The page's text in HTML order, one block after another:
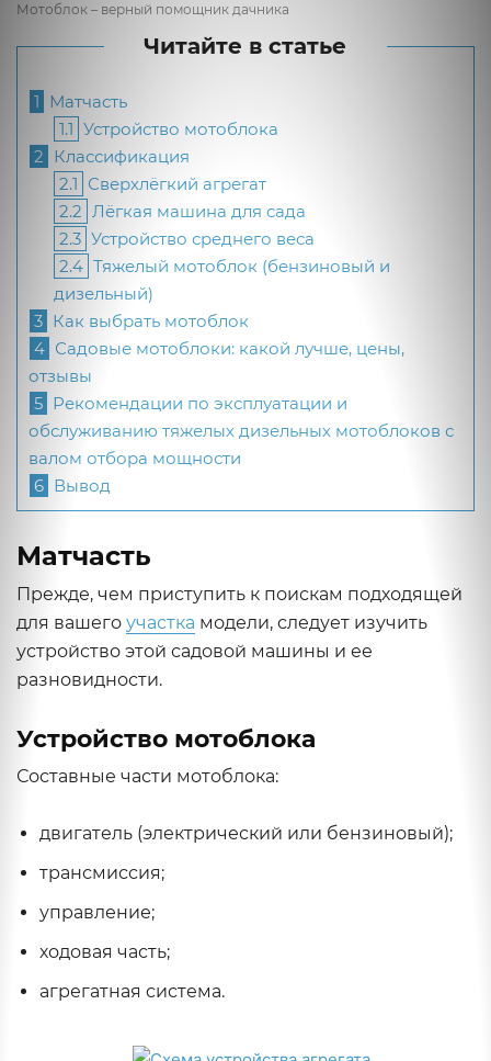
Мотоблок – верный помощник дачника
Читайте в статье
1 Матчасть
1.1 Устройство мотоблока
2 Классификация
2.1 Сверхлёгкий агрегат
2.2 Лёгкая машина для сада
2.3 Устройство среднего веса
2.4 Тяжелый мотоблок (бензиновый и
дизельный)
3 Как выбрать мотоблок
4 Садовые мотоблоки: какой лучше, цены,
отзывы
5 Рекомендации по эксплуатации и
обслуживанию тяжелых дизельных мотоблоков с
валом отбора мощности
6 Вывод
Матчасть
Прежде, чем приступить к поискам подходящей
для вашего участка модели, следует изучить
устройство этой садовой машины и ее
разновидности.
Устройство мотоблока
Составные части мотоблока:
двигатель (электрический или бензиновый);
трансмиссия;
управление;
ходовая часть;
агрегатная система.